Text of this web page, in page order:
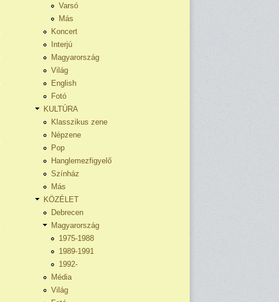
Varsó
Más
Koncert
Interjú
Magyarország
Világ
English
Fotó
KULTÚRA
Klasszikus zene
Népzene
Pop
Hanglemezfigyelő
Színház
Más
KÖZÉLET
Debrecen
Magyarország
1975-1988
1989-1991
1992-
Média
Világ